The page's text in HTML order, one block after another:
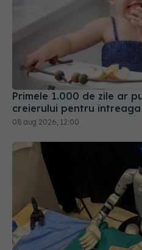
Primele 1.000 de zile ar
creierului pentru
08 aug 2026, 12:00